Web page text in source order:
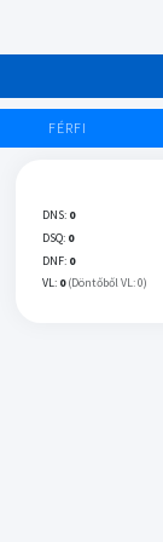
FÉRFI
DNS: 0
DSQ: 0
DNF: 0
VL: 0 (Döntőből VL: 0)